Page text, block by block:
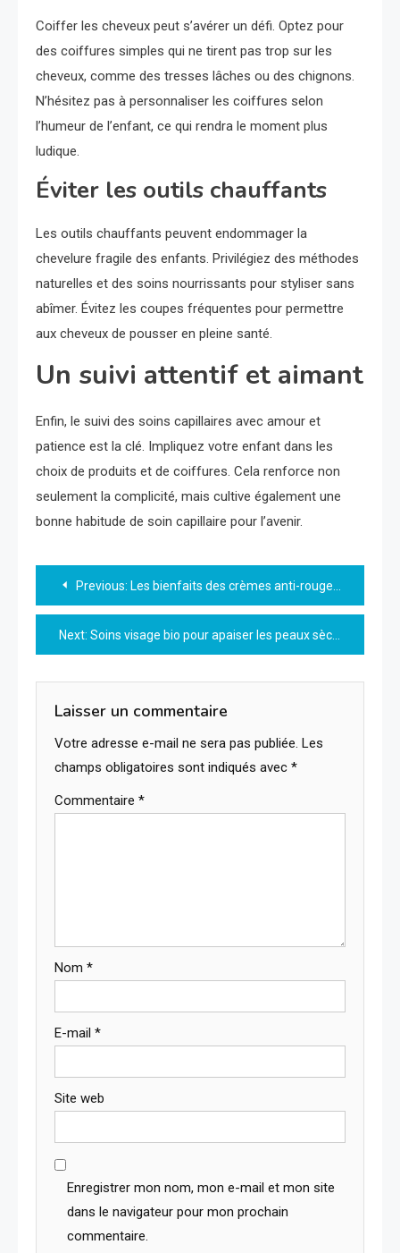
Coiffer les cheveux peut s’avérer un défi. Optez pour
des coiffures simples qui ne tirent pas trop sur les
cheveux, comme des tresses lâches ou des chignons.
N’hésitez pas à personnaliser les coiffures selon
l’humeur de l’enfant, ce qui rendra le moment plus
ludique.
Éviter les outils chauffants
Les outils chauffants peuvent endommager la
chevelure fragile des enfants. Privilégiez des méthodes
naturelles et des soins nourrissants pour styliser sans
abîmer. Évitez les coupes fréquentes pour permettre
aux cheveux de pousser en pleine santé.
Un suivi attentif et aimant
Enfin, le suivi des soins capillaires avec amour et
patience est la clé. Impliquez votre enfant dans les
choix de produits et de coiffures. Cela renforce non
seulement la complicité, mais cultive également une
bonne habitude de soin capillaire pour l’avenir.
Navigation
de
l’article
Previous: Les bienfaits des crèmes anti-rougeurs bio pour une peau apaisée
Next: Soins visage bio pour apaiser les peaux sèches
Laisser un commentaire
Votre adresse e-mail ne sera pas publiée. Les
champs obligatoires sont indiqués avec *
Commentaire *
Nom *
E-mail *
Site web
Enregistrer mon nom, mon e-mail et mon site
dans le navigateur pour mon prochain
commentaire.